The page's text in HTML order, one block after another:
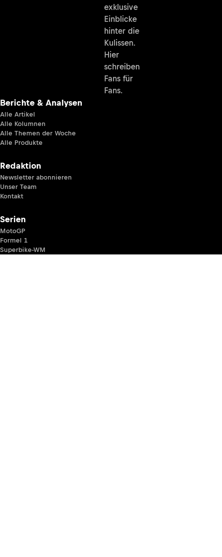
exklusive
Einblicke
hinter die
Kulissen.
Hier
schreiben
Fans für
Fans.
Berichte & Analysen
Alle Artikel
Alle Kolumnen
Alle Themen der Woche
Alle Produkte
Redaktion
Newsletter abonnieren
Unser Team
Kontakt
Serien
MotoGP
Formel 1
Superbike-WM